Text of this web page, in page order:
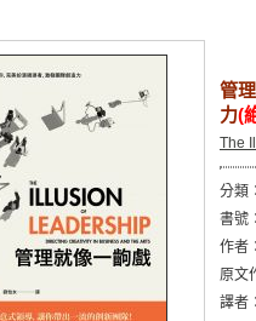
管
力(
The
分類
書號
作者
原文
譯者